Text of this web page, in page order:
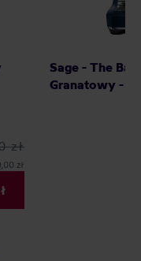
zł
zł
Sage - The
Granatowy -